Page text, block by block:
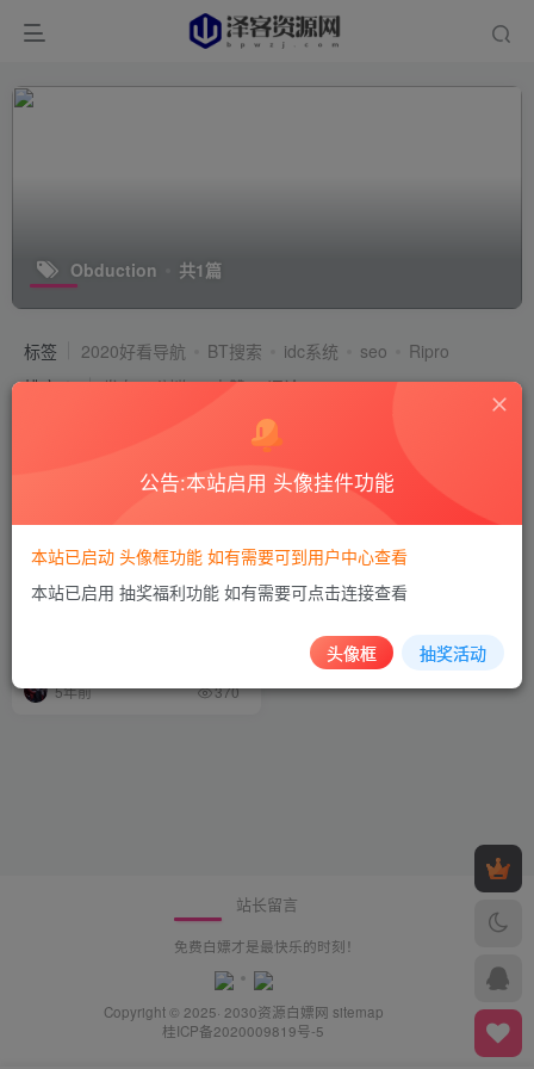
Obduction 共1篇
标签 2020好看导航 BT搜索 idc系统 seo
Ripro
排序
发布 浏览 点赞 评论
推荐白嫖价值百元的epic游戏
5年前 370
站长留言
免费白嫖才是最快乐的时刻！
Copyright © 2025· 2030资源白嫖网 sitemap
桂ICP备2020009819号-5
公告:本站启用 头像挂件功能
本站已启动 头像框功能 如有需要可到用户中心查看
本站已启用 抽奖福利功能 如有需要可点击连接查看
头像框 抽奖活动